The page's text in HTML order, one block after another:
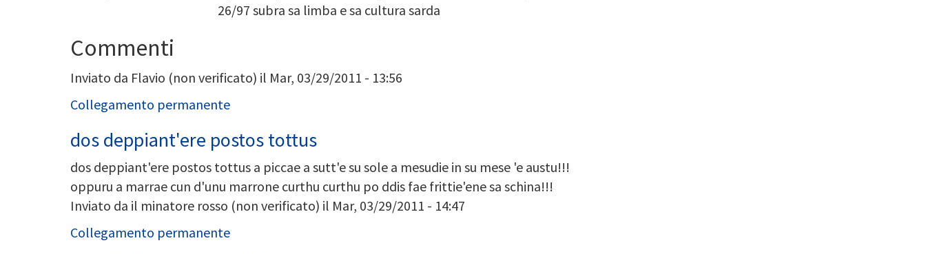
26/97 subra sa limba e sa cultura sarda
Commenti
Inviato da Flavio (non verificato) il Mar, 03/29/2011 - 13:56
Collegamento permanente
dos deppiant'ere postos tottus
dos deppiant'ere postos tottus a piccae a sutt'e su sole a mesudie in su mese 'e austu!!!
oppuru a marrae cun d'unu marrone curthu curthu po ddis fae frittie'ene sa schina!!!
Inviato da il minatore rosso (non verificato) il Mar, 03/29/2011 - 14:47
Collegamento permanente